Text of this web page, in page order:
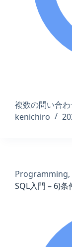
複数の問い合
kenichiro
Programming,
SQL入門 – 6)条